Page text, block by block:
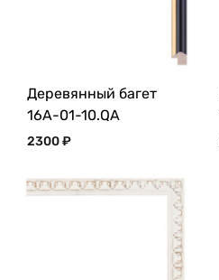
Деревянный багет
16A-01-10.QA
2300₽